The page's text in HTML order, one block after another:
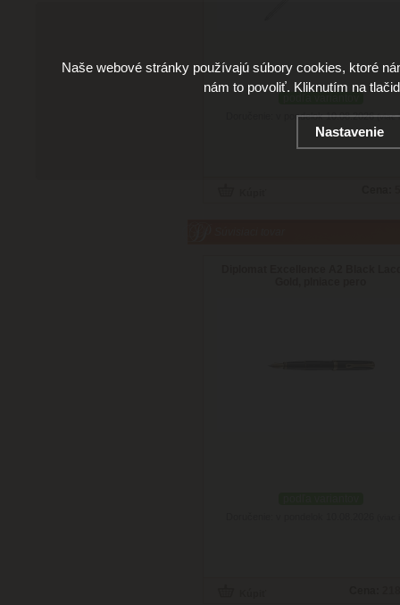
Doručenie: v pondelok 10.08.2026(viac
Naše webové stránky používajú súbory cookies, ktoré
nám to povoliť. Kliknutím na
Nastavenie